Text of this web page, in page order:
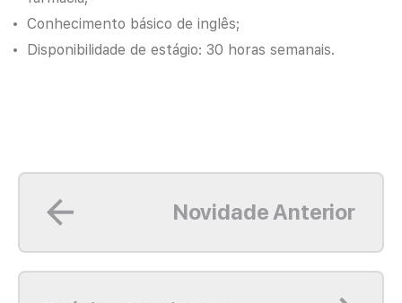
Conhecimento básico de inglês;
Disponibilidade de estágio: 30 horas semanais.
Novidade Anterior